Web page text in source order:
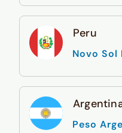
Peru
Novo Sol
Peso